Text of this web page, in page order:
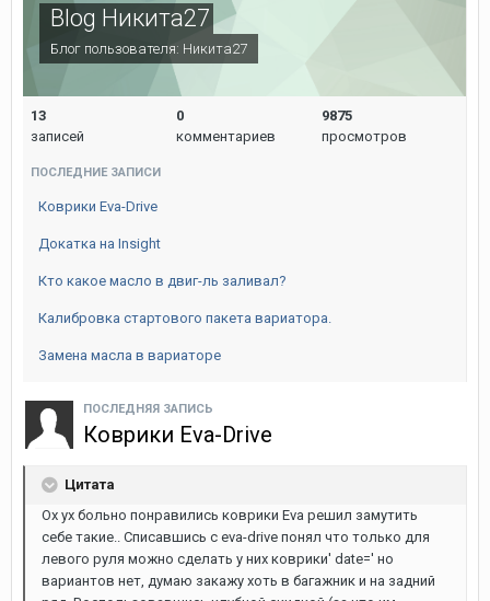
литра 08217-99974
Масло для вариатора Honda - Трансмиссионное масло
HONDA HMMF для CVT, 4L, Japan Honda 0826099904
Фильтр воздушный ДВС (OEM): 17220-RBJ-000
Фильтр салона (OEM): 80291-TF0-941
15400-RTA-004
специально поставили. что бы в варик не лазить зря,
меняется при каждой замене масла, т.е. через 40000
капотом видно! Номер фильтра; 25430-PLR-003! Ну а
ключ, простой квадрат 3/8, он же средний, ну и шайба
нужна под пробку, номер; 90471-PX4-000.»
СВЕЧИ
Оригинальные номер (OEM): 12290-RBJ-003
Blog Никита27
Блог пользователя: Никита27
13
записей
0
комментариев
9875
просмотров
ПОСЛЕДНИЕ ЗАПИСИ
Коврики Eva-Drive
Докатка на Insight
Кто какое масло в двиг-ль заливал?
Калибровка стартового пакета вариатора.
Замена масла в вариаторе
ПОСЛЕДНЯЯ ЗАПИСЬ
Коврики Eva-Drive
Цитата
Ох ух больно понравились коврики Eva решил замутить
себе такие.. Списавшись с eva-drive понял что только для
левого руля можно сделать у них коврики' date=' но
вариантов нет, думаю закажу хоть в багажник и на задний